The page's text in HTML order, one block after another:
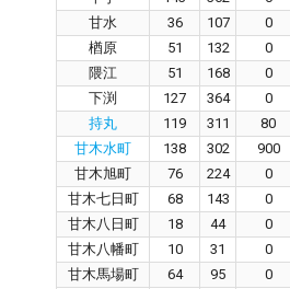
甘水
36 107 0
楢原
51 132 0
隈江
51 168 0
下渕
127 364 0
持丸
119 311 80
甘木水町
138 302 900
甘木旭町
76 224 0
甘木七日町
68 143 0
甘木八日町
18 44 0
甘木八幡町
10 31 0
甘木馬場町
64 95 0